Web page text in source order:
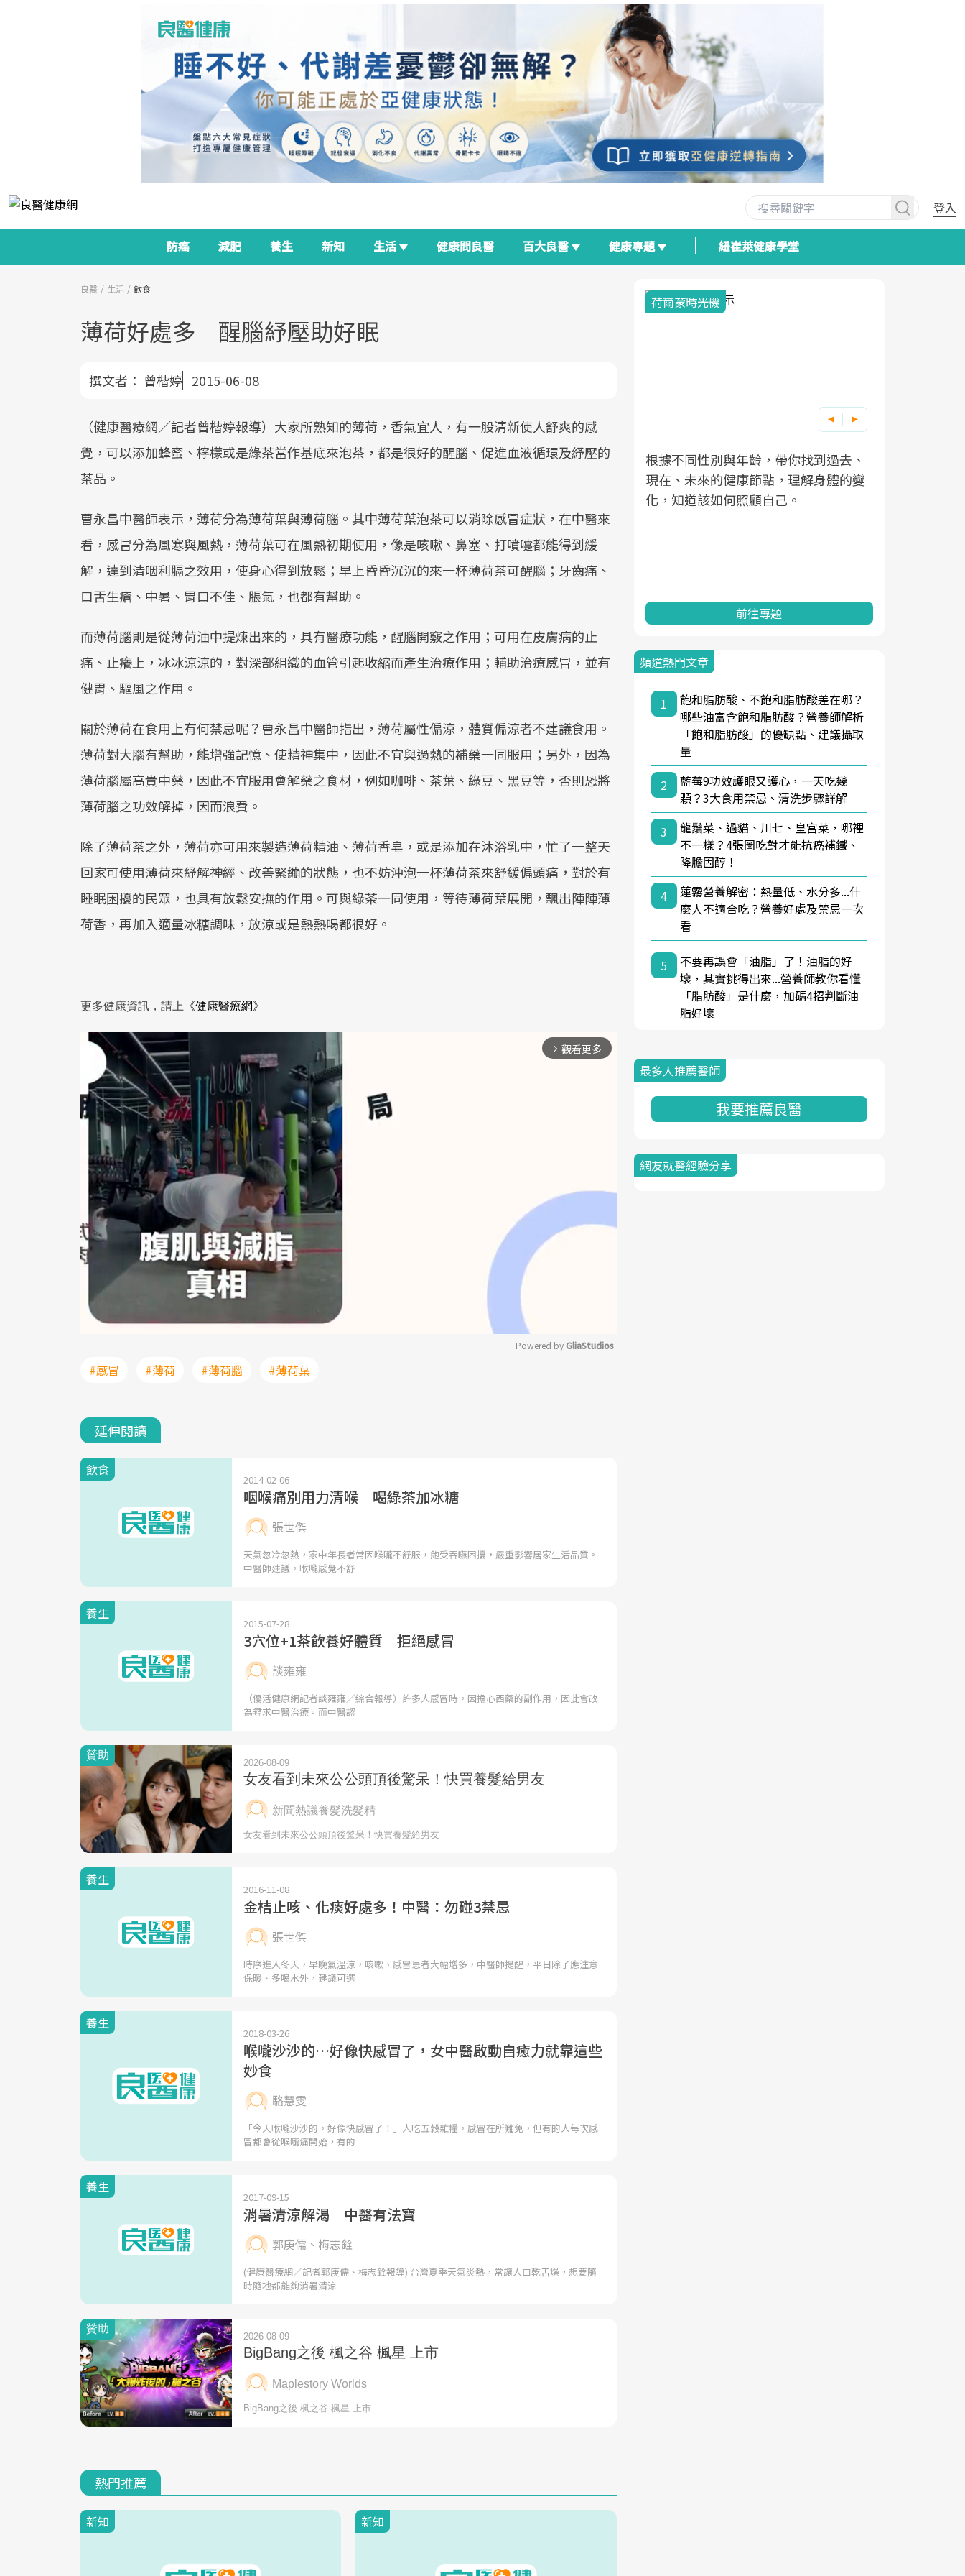
登入
防癌 減肥 養生 新知 生活 健康問良醫 百大良醫 健康專題 紐崔萊健康學堂
良醫 生活 飲食
薄荷好處多 醒腦紓壓助好眠
撰文者： 曾楷婷 2015-06-08
（健康醫療網／記者曾楷婷報導）大家所熟知的薄荷，香氣宜人，有一股清新使人舒爽的感
覺，可以添加蜂蜜、檸檬或是綠茶當作基底來泡茶，都是很好的醒腦、促進血液循環及紓壓的
茶品。
曹永昌中醫師表示，薄荷分為薄荷葉與薄荷腦。其中薄荷葉泡茶可以消除感冒症狀，在中醫來
看，感冒分為風寒與風熱，薄荷葉可在風熱初期使用，像是咳嗽、鼻塞、打噴嚏都能得到緩
解，達到清咽利膈之效用，使身心得到放鬆；早上昏昏沉沉的來一杯薄荷茶可醒腦；牙齒痛、
口舌生瘡、中暑、胃口不佳、脹氣，也都有幫助。
而薄荷腦則是從薄荷油中提煉出來的，具有醫療功能，醒腦開竅之作用；可用在皮膚病的止
痛、止癢上，冰冰涼涼的，對深部組織的血管引起收縮而產生治療作用；輔助治療感冒，並有
健胃、驅風之作用。
關於薄荷在食用上有何禁忌呢？曹永昌中醫師指出，薄荷屬性偏涼，體質偏涼者不建議食用。
薄荷對大腦有幫助，能增強記憶、使精神集中，因此不宜與過熱的補藥一同服用；另外，因為
薄荷腦屬高貴中藥，因此不宜服用會解藥之食材，例如咖啡、茶葉、綠豆、黑豆等，否則恐將
薄荷腦之功效解掉，因而浪費。
除了薄荷茶之外，薄荷亦可用來製造薄荷精油、薄荷香皂，或是添加在沐浴乳中，忙了一整天
回家可使用薄荷來紓解神經、改善緊繃的狀態，也不妨沖泡一杯薄荷茶來舒緩偏頭痛，對於有
睡眠困擾的民眾，也具有放鬆安撫的作用。可與綠茶一同使用，等待薄荷葉展開，飄出陣陣薄
荷香，再加入適量冰糖調味，放涼或是熱熱喝都很好。
更多健康資訊，請上 《健康醫療網》
arrow_forward_ios 觀看更多
Powered by GliaStudios
#感冒 #薄荷 #薄荷腦 #薄荷葉
延伸閱讀
飲食
2014-02-06
咽喉痛別用力清喉 喝綠茶加冰糖
張世傑
天氣忽冷忽熱，家中年長者常因喉嚨不舒服，飽受吞嚥困擾，嚴重影響居家生活品質。
中醫師建議，喉嚨感覺不舒
養生
2015-07-28
3穴位+1茶飲養好體質 拒絕感冒
談雍雍
（優活健康網記者談雍雍／綜合報導）許多人感冒時，因擔心西藥的副作用，因此會改
為尋求中醫治療。而中醫認
養生
2016-11-08
金桔止咳、化痰好處多！中醫：勿碰3禁忌
張世傑
時序進入冬天，早晚氣溫涼，咳嗽、感冒患者大幅增多，中醫師提醒，平日除了應注意
保暖、多喝水外，建議可選
養生
2018-03-26
喉嚨沙沙的…好像快感冒了，女中醫啟動自癒力就靠這些
妙食
駱慧雯
「今天喉嚨沙沙的，好像快感冒了！」人吃五穀雜糧，感冒在所難免，但有的人每次感
冒都會從喉嚨痛開始，有的
養生
2017-09-15
消暑清涼解渴 中醫有法寶
郭庚儒、梅志銓
(健康醫療網／記者郭庚儒、梅志銓報導) 台灣夏季天氣炎熱，常讓人口乾舌燥，想要隨
時隨地都能夠消暑清涼
熱門推薦
新知 新知
面對超高齡社會的浪潮，台灣正在快速
照3.0」的推進，「預防醫學」已成全民
關注的核心議題。然而，健檢不只是醫
療院所的服務，更是民眾了解自身健康
狀況、啟動健康管理的重要起點。
2025年，就到良醫生活祭體驗「一站式
良醫健康網從「換季的身體變化」出
改善行動。
荷爾蒙時光機
根據不同性別與年齡，帶你找到過去、
現在、未來的健康節點，理解身體的變
化，知道該如何照顧自己。
前往專題
頻道熱門文章
1
飽和脂肪酸、不飽和脂肪酸差在哪？
哪些油富含飽和脂肪酸？營養師解析
「飽和脂肪酸」的優缺點、建議攝取
量
2
藍莓9功效護眼又護心，一天吃幾
顆？3大食用禁忌、清洗步驟詳解
3
龍鬚菜、過貓、川七、皇宮菜，哪裡
不一樣？4張圖吃對才能抗癌補鐵、
降膽固醇！
4
蓮霧營養解密：熱量低、水分多...什
麼人不適合吃？營養好處及禁忌一次
看
5
不要再誤會「油脂」了！油脂的好
壞，其實挑得出來...營養師教你看懂
「脂肪酸」是什麼，加碼4招判斷油
脂好壞
最多人推薦醫師
我要推薦良醫
網友就醫經驗分享